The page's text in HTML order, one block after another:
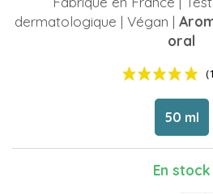
dermatologique | Végan |
oral
50 ml
En stock